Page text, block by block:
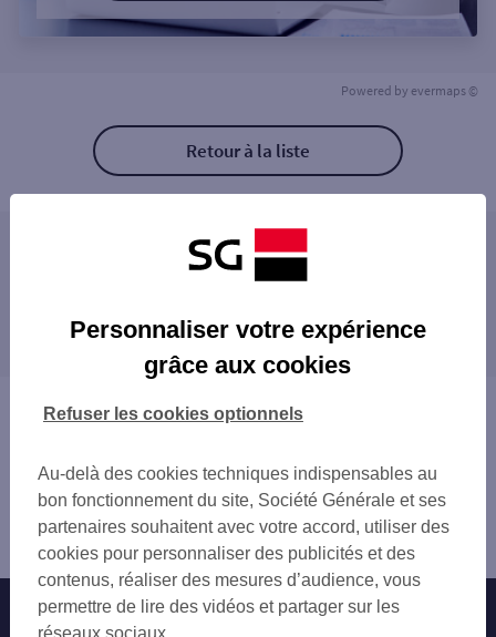
Powered by evermaps ©
Retour à la liste
Les distributeurs/automates à proximité
CSO BESANCON
BESANCON 4 RUE GUSTAVE COURBET
BESANCON 6 RUE JEAN WYRSCH
BESANCON GRANDE RUE
BESANCON 121 RUE DE BELFORT
BESANCON GRANVELLE
BESANCON 81 RUE DE VESOUL
BESANCON TEMIS
BESANCON 154 RUE DE BELFORT
BESANCON 100 A RUE DE DOLE
proximité
Vous êtes ici : Accueil
Besançon
Distributeur/automate GARE SNCF BESANCON VIOTT
Nos engagements Nous contacter
Personnaliser votre expérience
grâce aux cookies
Au-delà des cookies techniques indispensables au
bon fonctionnement du site, Société Générale et ses
partenaires souhaitent avec votre accord, utiliser des
cookies pour personnaliser des publicités et des
contenus, réaliser des mesures d’audience, vous
permettre de lire des vidéos et partager sur les
réseaux sociaux.
Refuser les cookies optionnels